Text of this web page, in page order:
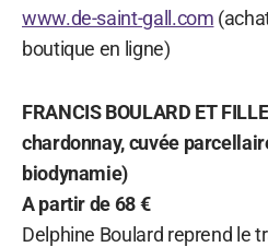
www.de-saint-gall.com
boutique en ligne)
FRANCIS BOULARD ET
chardonnay, cuvée
biodynamie)
A partir de 68 €
Delphine Boulard reprend le